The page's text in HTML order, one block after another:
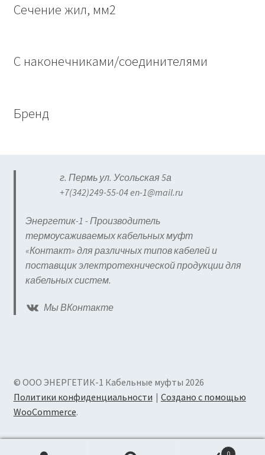
Сечение жил, мм2
С наконечниками/соединителями
Бренд
г. Пермь ул. Усольская 5а
+7(342)249-55-04 en-1@mail.ru
Энергетик-1 - Производитель
термоусаживаемых кабельных муфт
«Контакт» для различных типов кабелей и
поставщик электротехнической продукции для
кабельных систем.
Мы ВКонтакте
© ООО ЭНЕРГЕТИК-1 Кабельные муфты 2026
Политики конфиденциальности
Создано с помощью
WooCommerce.